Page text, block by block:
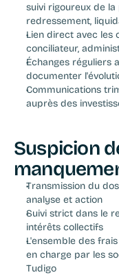
suivi rigoureux de
redressement,
Lien direct avec les
conciliateur,
Échanges réguliers
documenter
Communications
auprès des
Suspicion
Transmission du
analyse et action
Suivi strict dans le
intérêts collectifs
L'ensemble des
en charge par les
Tudigo